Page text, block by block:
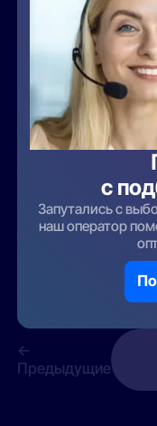
с
Запутались с
наш оператор
←
Предыдущие